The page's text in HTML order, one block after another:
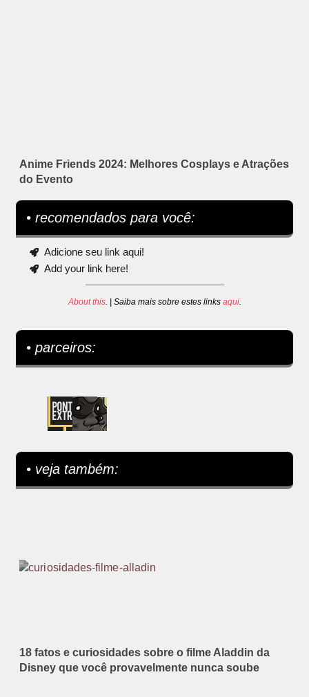
Anime Friends 2024: Melhores Cosplays e Atrações
do Evento
• recomendados para você:
Adicione seu link aqui!
Add your link here!
About this. | Saiba mais sobre estes links aqui.
• parceiros:
• veja também:
18 fatos e curiosidades sobre o filme Aladdin da
Disney que você provavelmente nunca soube